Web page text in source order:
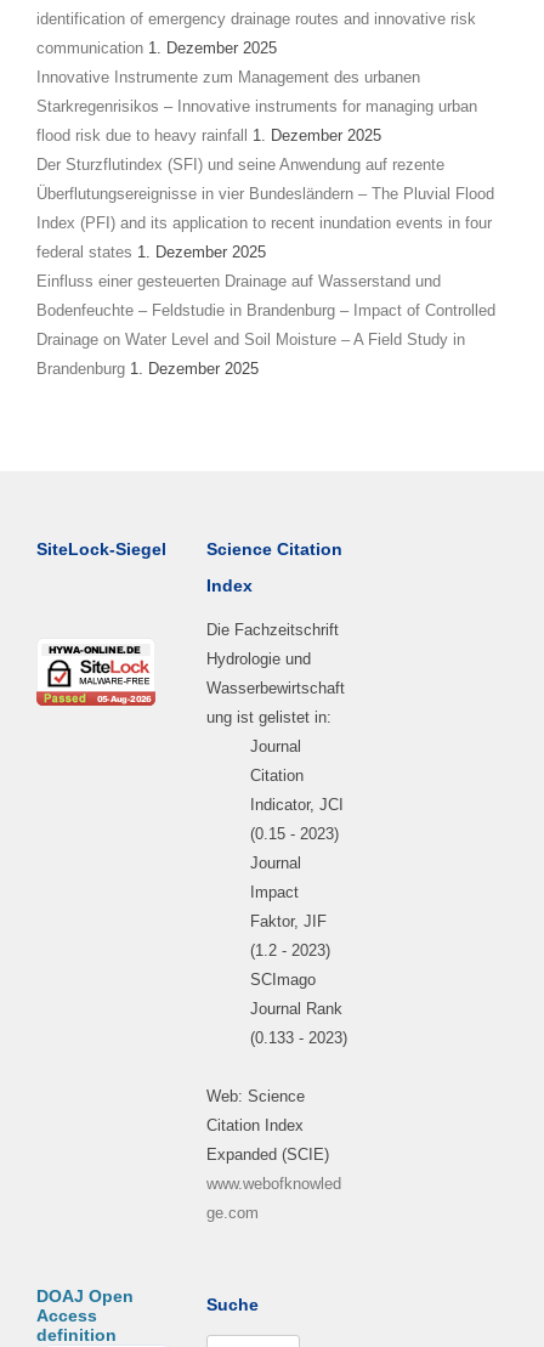
identification of emergency drainage routes and innovative risk
communication 1. Dezember 2025
Innovative Instrumente zum Management des urbanen
Starkregenrisikos – Innovative instruments for managing urban
flood risk due to heavy rainfall
1. Dezember 2025
Der Sturzflutindex (SFI) und seine Anwendung auf rezente
Überflutungsereignisse in vier Bundesländern – The Pluvial Flood
Index (PFI) and its application to recent inundation events in four
federal states 1. Dezember 2025
Einfluss einer gesteuerten Drainage auf Wasserstand und
Bodenfeuchte – Feldstudie in Brandenburg – Impact of Controlled
Drainage on Water Level and Soil Moisture – A Field Study in
Brandenburg 1. Dezember 2025
SiteLock-Siegel
Science Citation
Index
Die Fachzeitschrift
Hydrologie und
Wasserbewirtschaft
ung ist gelistet in:
Journal
Citation
Indicator, JCI
(0.15 - 2023)
Journal
Impact
Faktor, JIF
(1.2 - 2023)
SCImago
Journal Rank
(0.133 - 2023)
Web: Science
Citation Index
Expanded (SCIE)
www.webofknowled
ge.com
DOAJ Open
Access
definition
Suche